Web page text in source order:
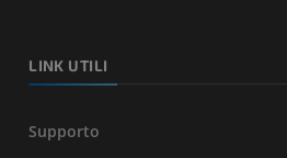
LINK UTILI
Supporto